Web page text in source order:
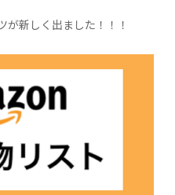
が新しく出ました！！！